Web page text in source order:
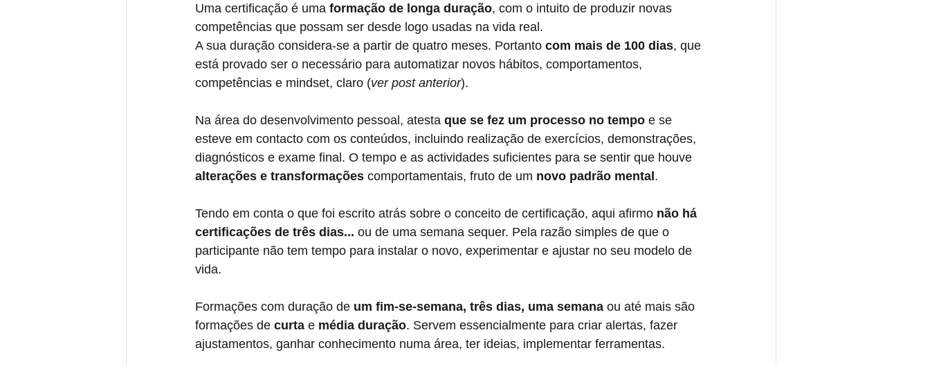
Uma certificação é uma formação de longa duração, com o intuito de produzir novas
competências que possam ser desde logo usadas na vida real.
A sua duração considera-se a partir de quatro meses. Portanto com mais de 100 dias, que
está provado ser o necessário para automatizar novos hábitos, comportamentos,
competências e mindset, claro (ver post anterior).
Na área do desenvolvimento pessoal, atesta que se fez um processo no tempo e se
esteve em contacto com os conteúdos, incluindo realização de exercícios, demonstrações,
diagnósticos e exame final. O tempo e as actividades suficientes para se sentir que houve
alterações e transformações comportamentais, fruto de um novo padrão mental .
Tendo em conta o que foi escrito atrás sobre o conceito de certificação, aqui afirmo não há
certificações de três dias... ou de uma semana sequer. Pela razão simples de que o
participante não tem tempo para instalar o novo, experimentar e ajustar no seu modelo de
vida.
Formações com duração de um fim-se-semana, três dias, uma semana ou até mais são
formações de curta e média duração. Servem essencialmente para criar alertas, fazer
ajustamentos, ganhar conhecimento numa área, ter ideias, implementar ferramentas.